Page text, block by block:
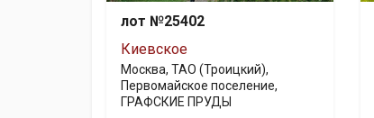
лот №25402
Киевское
Москва, ТАО (Троицкий),
Первомайское поселение,
ГРАФСКИЕ ПРУДЫ